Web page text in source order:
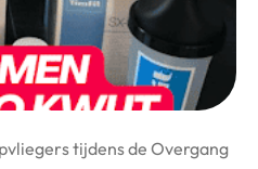
& Tuin
& Media
tijdens de Overgang